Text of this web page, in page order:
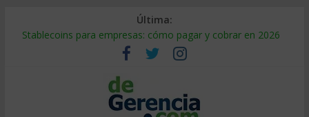
Última:
Stablecoins para empresas: cómo pagar y cobrar en 2026
Despido silencioso: qué es y por qué sale tan caro
IA en selección de personal: cómo auditarla a tiempo
Trabajo forzoso en la cadena de suministro: qué hacer
Mercado hispano de EE. UU.: cómo segmentarlo y venderle